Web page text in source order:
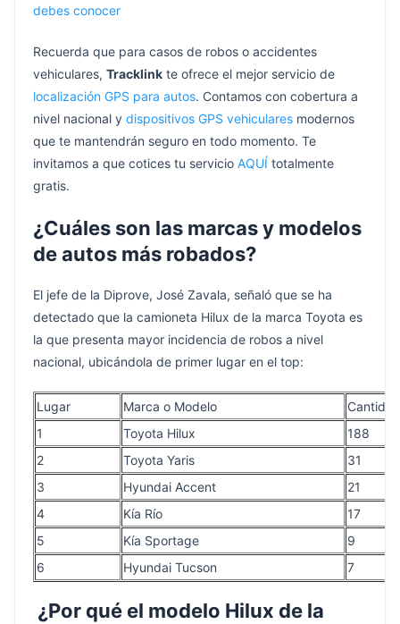
debes conocer
Recuerda que para casos de robos o accidentes
vehiculares, Tracklink te ofrece el mejor servicio de
localización GPS para autos. Contamos con cobertura a
nivel nacional y dispositivos GPS vehiculares modernos
que te mantendrán seguro en todo momento. Te
invitamos a que cotices tu servicio AQUÍ totalmente
gratis.
¿Cuáles son las marcas y modelos
de autos más robados?
El jefe de la Diprove, José Zavala, señaló que se ha
detectado que la camioneta Hilux de la marca Toyota es
la que presenta mayor incidencia de robos a nivel
nacional, ubicándola de primer lugar en el top:
Lugar Marca o Modelo
Cantidad
1
Toyota Hilux
188
2
Toyota Yaris
31
3
Hyundai Accent
21
4
Kía Río
17
5
Kía Sportage
9
6
Hyundai Tucson 7
¿Por qué el modelo Hilux de la